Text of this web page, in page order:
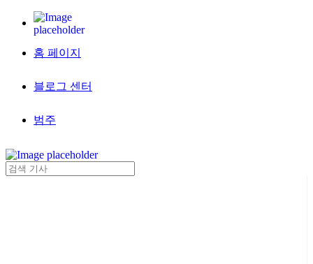
홈 페이지
블로그 센터
범주